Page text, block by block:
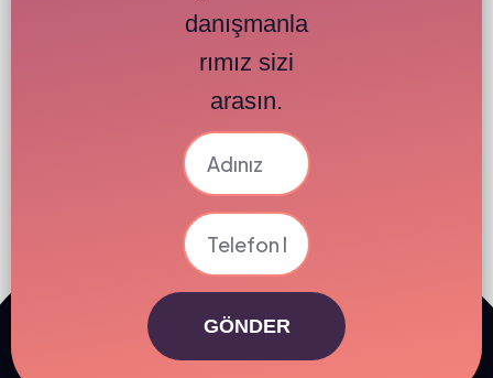
danışmanla
rımız sizi
arasın.
GÖNDER